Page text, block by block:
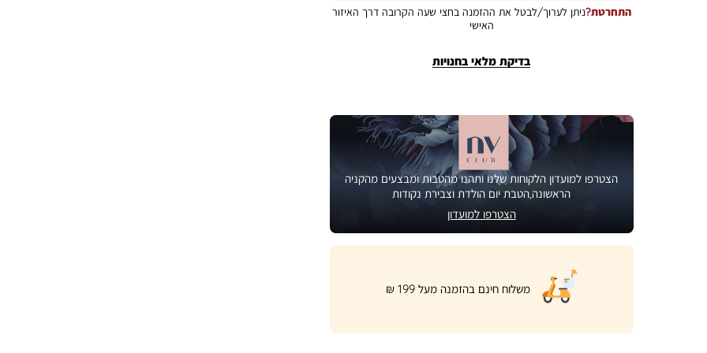
התחרטת?ניתן לערוך/לבטל את ההזמנה בחצי שעה הקרובה דרך האיזור
האישי
בדיקת מלאי בחנויות
הצטרפו למועדון הלקוחות שלנו ותהנו מהטבות ומבצעים מהקניה
הראשונה,הטבת יום הולדת וצבירת נקודות
הצטרפו למועדון
|
product
page
banner
משלוח חינם בהזמנה מעל 199 ₪